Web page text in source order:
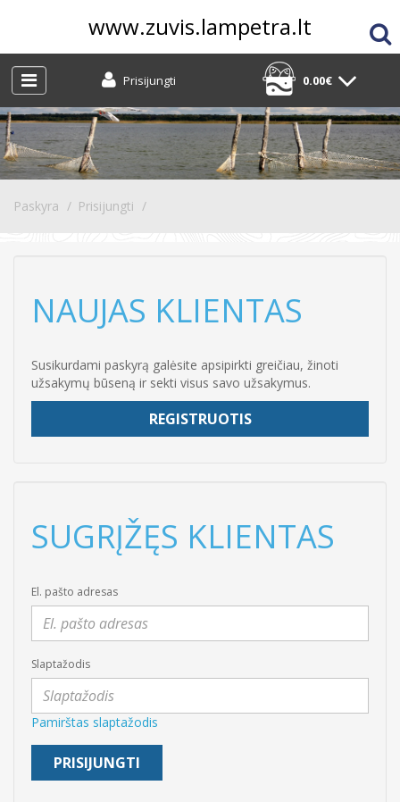
www.zuvis.lampetra.lt
Prisijungti 0.00€
Paskyra Prisijungti
NAUJAS KLIENTAS
Susikurdami paskyrą galėsite apsipirkti greičiau, žinoti
užsakymų būseną ir sekti visus savo užsakymus.
REGISTRUOTIS
SUGRĮŽĘS KLIENTAS
El. pašto adresas
Slaptažodis
Pamirštas slaptažodis